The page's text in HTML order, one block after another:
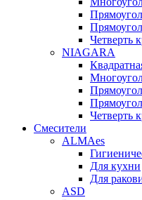
Четверть
NIAGARA
Четверть
Смесители
ALMAes
Для кухни
Для
ASD